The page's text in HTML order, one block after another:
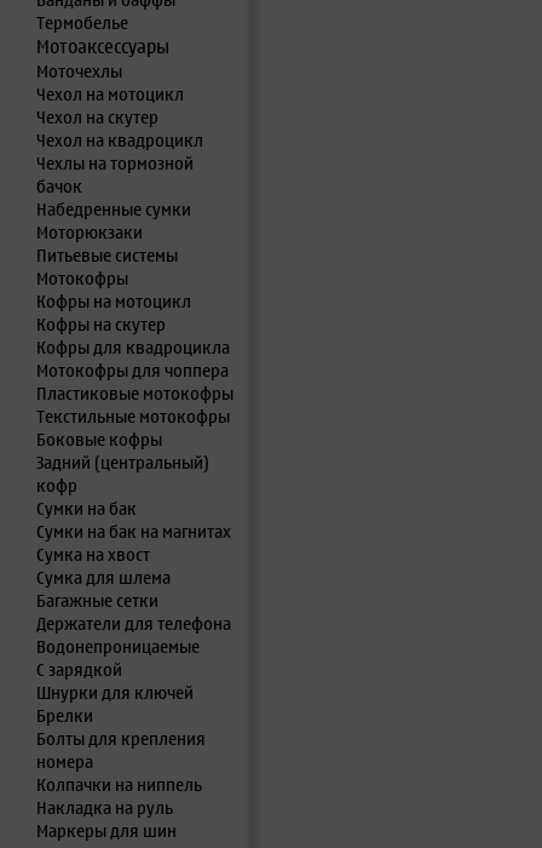
Термобелье
Мотоаксессуары
Моточехлы
Чехол на мотоцикл
Чехол на скутер
Чехол на квадроцикл
Чехлы на тормозной
бачок
Набедренные сумки
Моторюкзаки
Питьевые системы
Мотокофры
Кофры на мотоцикл
Кофры на скутер
Кофры для квадроцикла
Мотокофры для чоппера
Пластиковые мотокофры
Текстильные мотокофры
Боковые кофры
Задний (центральный)
кофр
Сумки на бак
Сумки на бак на магнитах
Сумка на хвост
Сумка для шлема
Багажные сетки
Держатели для телефона
Водонепроницаемые
С зарядкой
Шнурки для ключей
Брелки
Болты для крепления
номера
Колпачки на ниппель
Накладка на руль
Маркеры для шин